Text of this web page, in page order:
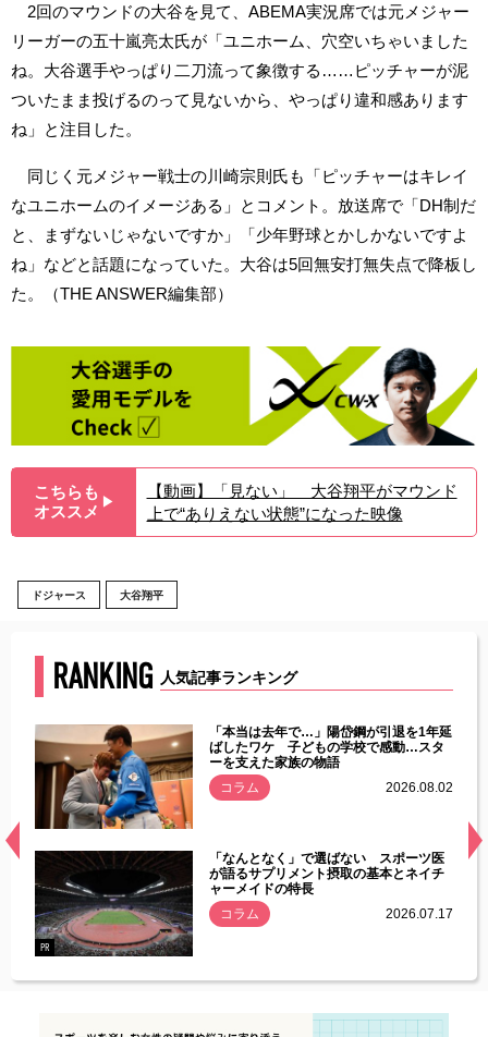
2回のマウンドの大谷を見て、ABEMA実況席では元メジャー
リーガーの五十嵐亮太氏が「ユニホーム、穴空いちゃいました
ね。大谷選手やっぱり二刀流って象徴する……ピッチャーが泥
ついたまま投げるのって見ないから、やっぱり違和感あります
ね」と注目した。
同じく元メジャー戦士の川崎宗則氏も「ピッチャーはキレイ
なユニホームのイメージある」とコメント。放送席で「DH制だ
と、まずないじゃないですか」「少年野球とかしかないですよ
ね」などと話題になっていた。大谷は5回無安打無失点で降板し
た。（THE ANSWER編集部）
こちらも
オススメ ▶︎
【動画】「見ない」 大谷翔平がマウンド
上で“ありえない状態”になった映像
ドジャース 大谷翔平
RANKING 人気記事ランキング
常
「本当は去年で…」陽岱鋼が引退を1年延
ばしたワケ 子どもの学校で感動…スタ
ーを支えた家族の物語
コラム
2026.08.02
PR
「なんとなく」で選ばない スポーツ医
が語るサプリメント摂取の基本とネイチ
ャーメイドの特長
コラム
2026.07.17